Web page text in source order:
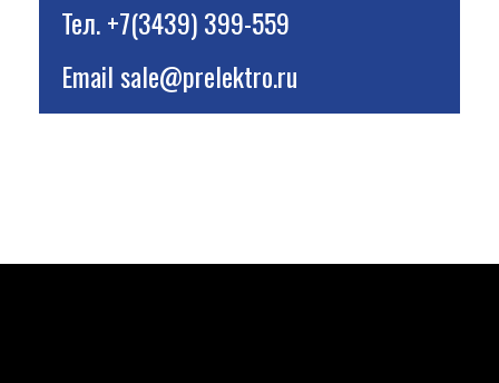
Тел.+7(3439) 399-559
Emailsale@prelektro.ru